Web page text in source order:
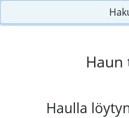
Haun
Haulla